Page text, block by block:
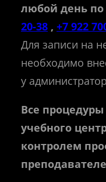
любой день
20-38 , +7 922
Для записи на
необходимо
у
Все
учебного
контролем